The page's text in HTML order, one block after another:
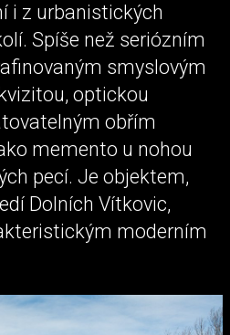
i z urbanistických
Spíše než seriózním
smyslovým
optickou
obřím
memento u nohou
pecí. Je objektem,
Dolních Vítkovic,
moderním